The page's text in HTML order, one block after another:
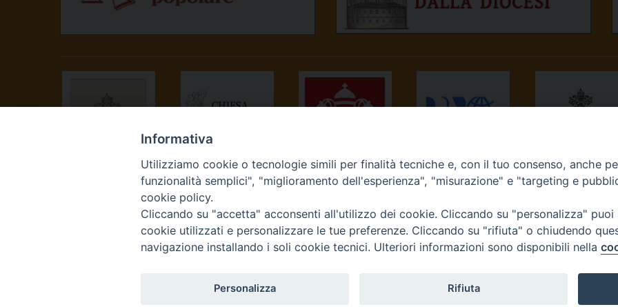
CONFERENZA
EPISCOPALE
ITALIANA
NEWS.VA RADIO VATICANA
OSSERVATORE
ROMANO
Curia Vescovile Piazza Castello, 3 10015 Ivrea (To) Tel. 0125.641138 Fax 0125.40296
Informativa
Utilizziamo cookie o tecnologie simili per finalità tecniche e, con il tuo consenso, anche
funzionalità semplici", "miglioramento dell'esperienza", "misurazione" e "targeting e
cookie policy.
Cliccando su "accetta" acconsenti all'utilizzo dei cookie. Cliccando su "personalizza"
cookie utilizzati e personalizzare le tue preferenze. Cliccando su "rifiuta" o chiudendo
navigazione installando i soli cookie tecnici. Ulteriori informazioni sono disponibili nella
Personalizza Rifiuta